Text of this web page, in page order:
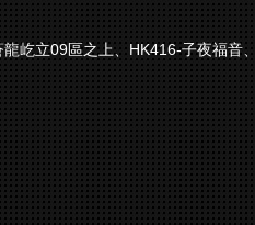
屹立09區之上、HK416-子夜福音